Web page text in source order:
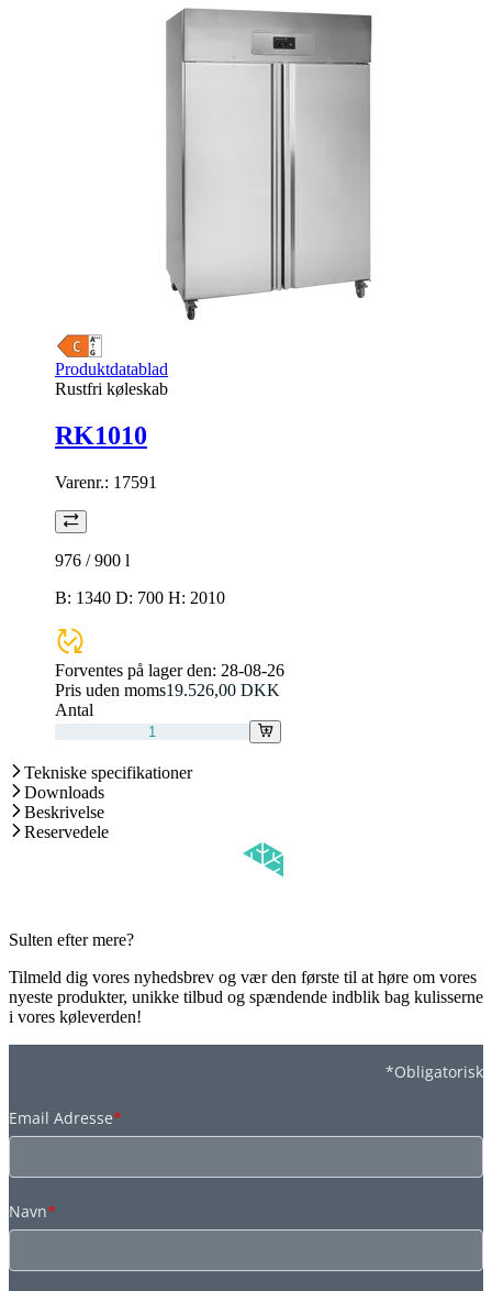
Produktdatablad
Rustfri køleskab
RK1010
Varenr.: 17591
976 / 900 l
B: 1340 D: 700 H: 2010
Forventes på lager den: 28-08-26
Pris uden moms19.526,00 DKK
Antal
Tekniske specifikationer
Downloads
Beskrivelse
Reservedele
Sulten efter mere?
Tilmeld dig vores nyhedsbrev og vær den første til at høre om vores
nyeste produkter, unikke tilbud og spændende indblik bag kulisserne
i vores køleverden!
*Obligatorisk
Email Adresse*
Navn*